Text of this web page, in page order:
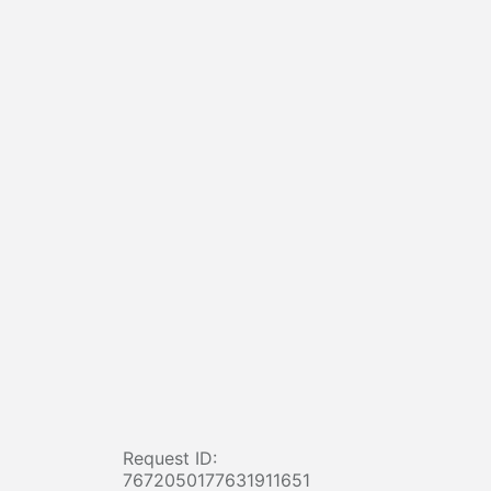
Request ID:
7672050177631911651